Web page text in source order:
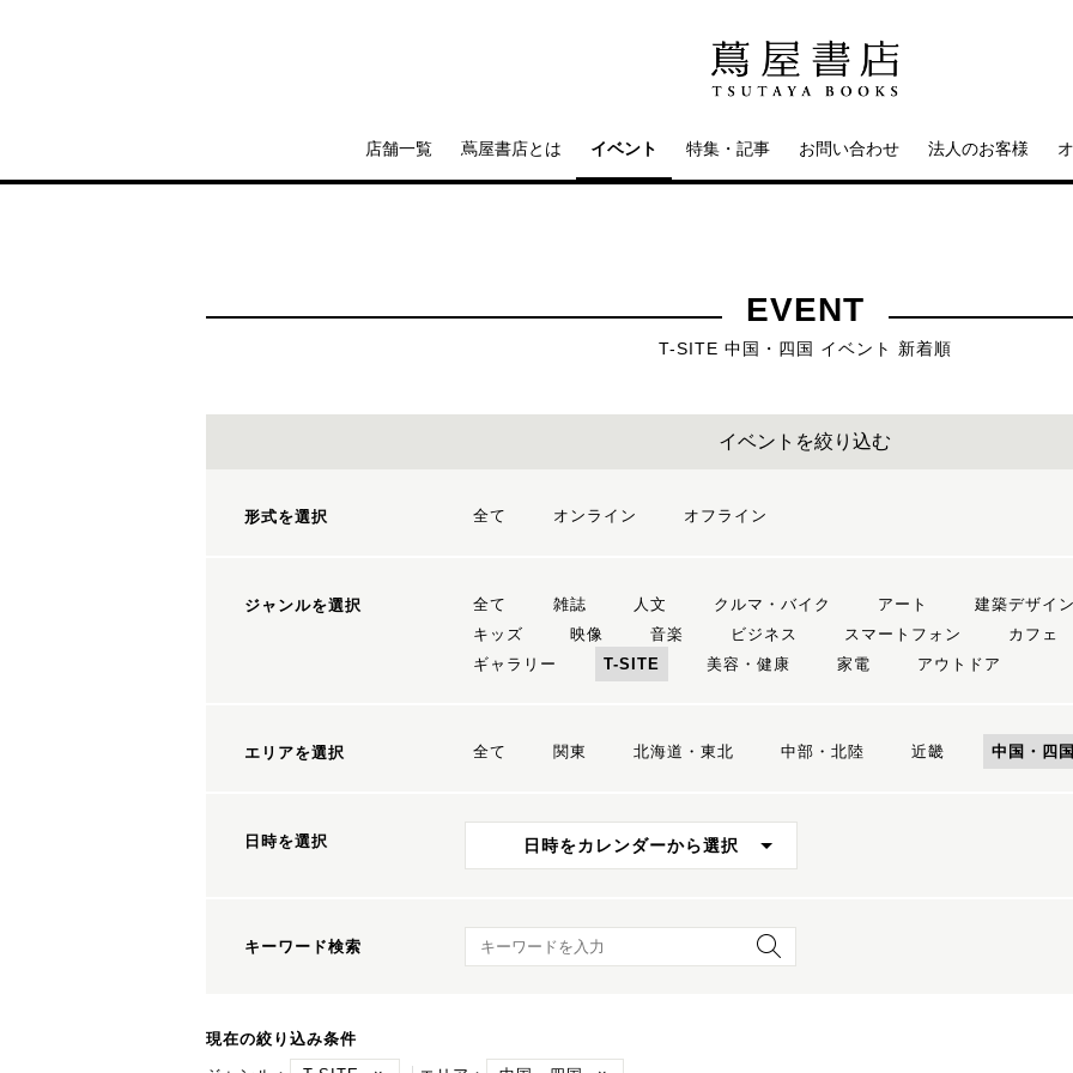
店舗一覧 蔦屋書店とは イベント 特集・記事 お問い合わせ 法人のお客様
EVENT
T-SITE 中国・四国 イベント 新着順
イベントを絞り込む
形式を選択 全て オンライン オフライン
ジャンルを選択 全て 雑誌 人文 クルマ・バイク アート 建築デザイン
キッズ
映像 音楽 ビジネス スマートフォン カフェ
ギャラリー
T-SITE 美容・健康 家電 アウトドア
エリアを選択 全て 関東 北海道・東北 中部・北陸 近畿 中国・四国
日時を選択 日時をカレンダーから選択
キーワード検索 キーワード検索
現在の絞り込み条件